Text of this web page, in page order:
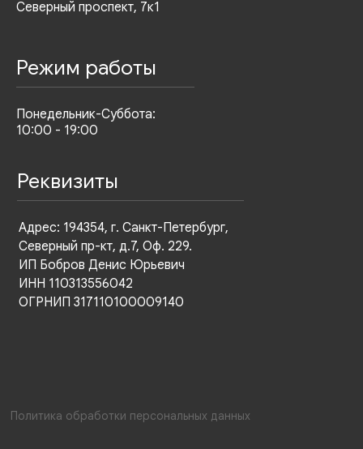
Политика обработки персональных данных
Северный проспект, 7к1
Режим работы
Понедельник-Суббота:
10:00 - 19:00
Реквизиты
Адрес: 194354, г. Санкт-Петербург,
Северный пр-кт, д.7, Оф. 229.
ИП Бобров Денис Юрьевич
ИНН 110313556042
ОГРНИП 317110100009140